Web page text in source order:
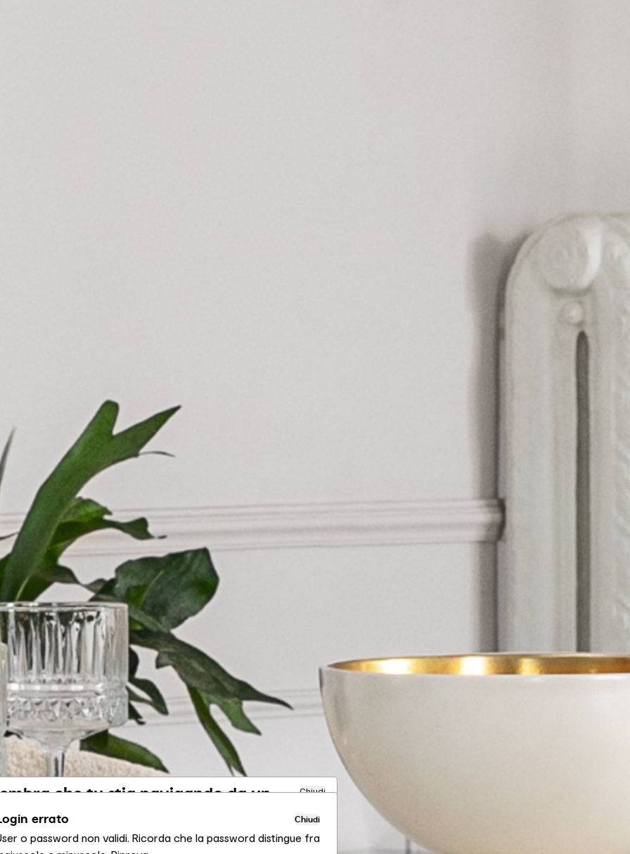
che tu stia navigando da un
Paese
Chiudi
visualizzando il sito Calligaris per Italia. Vuoi passare al sito in
errato Chiudi
o password non validi. Ricorda che la password distingue fra